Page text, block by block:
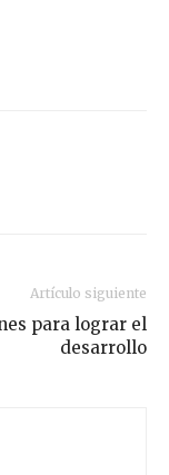
Artículo siguiente
para lograr el
desarrollo